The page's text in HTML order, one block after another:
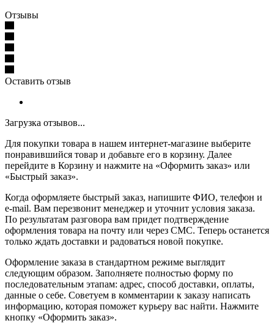
Отзывы
Оставить отзыв
Загрузка отзывов...
Для покупки товара в нашем интернет-магазине выберите
понравившийся товар и добавьте его в корзину. Далее
перейдите в Корзину и нажмите на «Оформить заказ» или
«Быстрый заказ».
Когда оформляете быстрый заказ, напишите ФИО, телефон и
e-mail. Вам перезвонит менеджер и уточнит условия заказа.
По результатам разговора вам придет подтверждение
оформления товара на почту или через СМС. Теперь останется
только ждать доставки и радоваться новой покупке.
Оформление заказа в стандартном режиме выглядит
следующим образом. Заполняете полностью форму по
последовательным этапам: адрес, способ доставки, оплаты,
данные о себе. Советуем в комментарии к заказу написать
информацию, которая поможет курьеру вас найти. Нажмите
кнопку «Оформить заказ».